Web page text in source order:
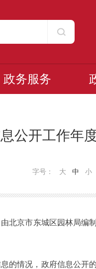
政务服务
公开工作年
字号： 大 中 小
北京市东城区园林局编
的情况，政府信息公开